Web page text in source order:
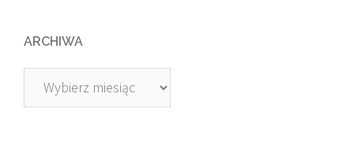
ARCHIWA
Archiwa